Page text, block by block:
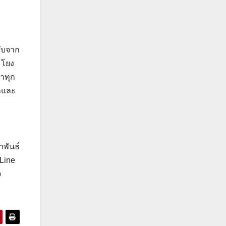
จาก
ยง
ทุก
ละ
พันธ์